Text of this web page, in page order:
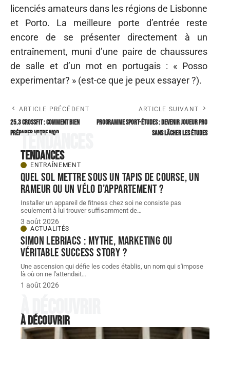
licenciés amateurs dans les régions de Lisbonne
et Porto. La meilleure porte d’entrée reste
encore de se présenter directement à un
entraînement, muni d’une paire de chaussures
de salle et d’un mot en portugais : « Posso
experimentar? » (est-ce que je peux essayer ?).
ARTICLE PRÉCÉDENT
25.3 CrossFit : comment bien
préparer votre WOD
ARTICLE SUIVANT
Programme sport-études : devenir joueur pro
sans lâcher les études
Tendances
Tendances
ENTRAÎNEMENT
Quel sol mettre sous un tapis de course, un
rameur ou un vélo d’appartement ?
Installer un appareil de fitness chez soi ne consiste pas
seulement à lui trouver suffisamment de…
3 août 2026
ACTUALITÉS
Simon Lebriacs : mythe, marketing ou
véritable success story ?
Une ascension qui défie les codes établis, un nom qui s'impose
là où on ne l'attendait…
1 août 2026
À découvrir
À découvrir